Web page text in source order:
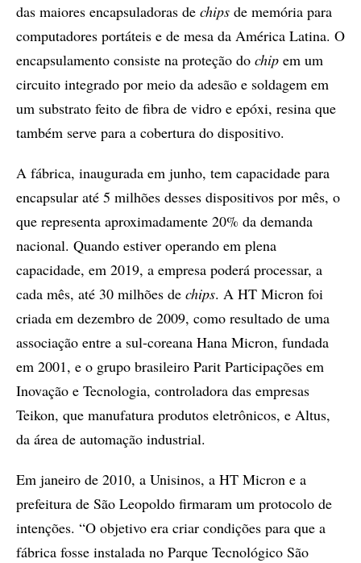
das maiores encapsuladoras de chips de memória para
computadores portáteis e de mesa da América Latina. O
encapsulamento consiste na proteção do chip em um
circuito integrado por meio da adesão e soldagem em
um substrato feito de fibra de vidro e epóxi, resina que
também serve para a cobertura do dispositivo.
A fábrica, inaugurada em junho, tem capacidade para
encapsular até 5 milhões desses dispositivos por mês, o
que representa aproximadamente 20% da demanda
nacional. Quando estiver operando em plena
capacidade, em 2019, a empresa poderá processar, a
cada mês, até 30 milhões de chips. A HT Micron foi
criada em dezembro de 2009, como resultado de uma
associação entre a sul-coreana Hana Micron, fundada
em 2001, e o grupo brasileiro Parit Participações em
Inovação e Tecnologia, controladora das empresas
Teikon, que manufatura produtos eletrônicos, e Altus,
da área de automação industrial.
Em janeiro de 2010, a Unisinos, a HT Micron e a
prefeitura de São Leopoldo firmaram um protocolo de
intenções. “O objetivo era criar condições para que a
fábrica fosse instalada no Parque Tecnológico São